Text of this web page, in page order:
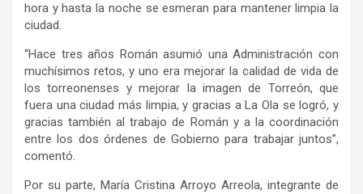
hora y hasta la noche se esmeran para mantener limpia la
ciudad.
“Hace tres años Román asumió unaAdministración con
muchísimos retos, y uno era mejorar la calidad de vida de
los torreonenses y mejorar la imagen de Torreón, que
fuera una ciudad más limpia, y gracias a LaO la se logró, y
gracias también al trabajo de Román yala coordinación
entre los dos órdenes de Gobierno para trabajarjuntos”,
comentó.
Por su parte, María Cristina Arroyo Arreola, integrante de